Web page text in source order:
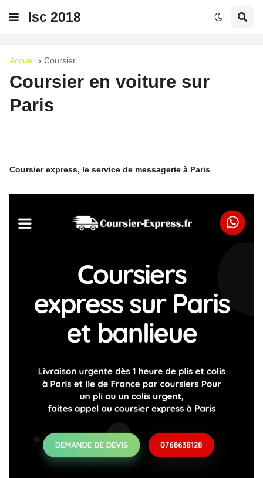
Isc 2018
Accueil Coursier
Coursier en voiture sur
Paris
Coursier express, le service de messagerie à Paris